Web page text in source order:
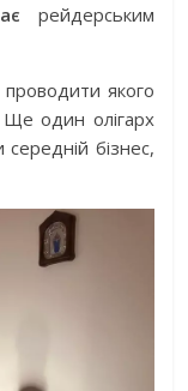
рейдерським
якого
Ще один олігарх
бізнес,